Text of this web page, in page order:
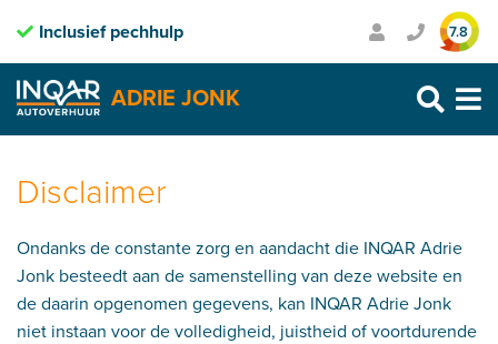
Inclusief pechhulp Transparante prijzen
Purmerend: 0299 – 469 999
Heerhugowaard: 072 – 30 33 666
Zaandam: 075 – 65 90 123
7.8
ADRIE JONK
Skip
content
Disclaimer
Ondanks de constante zorg en aandacht die INQAR Adrie
Jonk besteedt aan de samenstelling van deze website en
de daarin opgenomen gegevens, kan INQAR Adrie Jonk
niet instaan voor de volledigheid, juistheid of voortdurende